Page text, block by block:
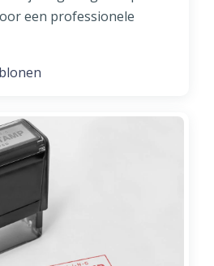
een professionele